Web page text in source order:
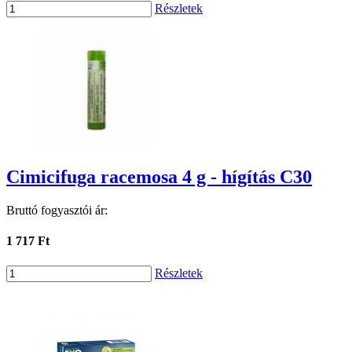
Részletek
Cimicifuga racemosa 4 g - hígítás C30
Bruttó fogyasztói ár:
1 717 Ft
Részletek